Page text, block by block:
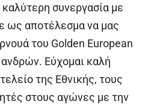
συνεργασία με
ως αποτέλεσμα να μας
του Golden European
ανδρών. Εύχομαι καλή
της Εθνικής, τους
στους αγώνες με την